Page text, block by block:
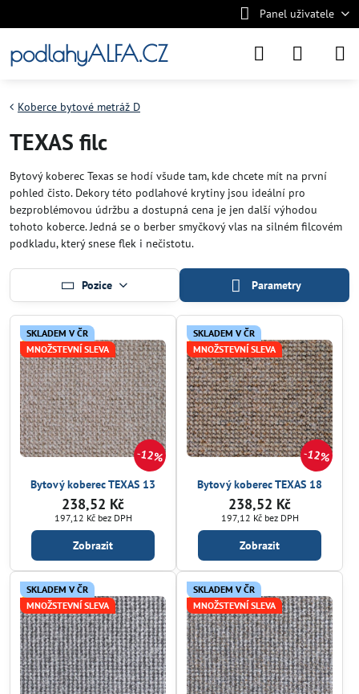
Panel uživatele
podlahyALFA.CZ
Koberce bytové metráž D
TEXAS filc
Bytový koberec Texas se hodí všude tam, kde chcete mít na první
pohled čisto. Dekory této podlahové krytiny jsou ideální pro
bezproblémovou údržbu a dostupná cena je jen další výhodou
tohoto koberce. Jedná se o berber smyčkový vlas na silném filcovém
podkladu, který snese flek i nečistotu.
Pozice Parametry
12%
SKLADEM V ČR
MNOŽSTEVNÍ SLEVA
Bytový koberec TEXAS 13
238,52 Kč
197,12 Kč bez DPH
Zobrazit
12%
SKLADEM V ČR
MNOŽSTEVNÍ SLEVA
Bytový koberec TEXAS 18
238,52 Kč
197,12 Kč bez DPH
Zobrazit
SKLADEM V ČR
MNOŽSTEVNÍ SLEVA
SKLADEM V ČR
MNOŽSTEVNÍ SLEVA